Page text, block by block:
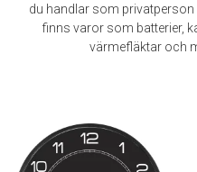
du handlar som
finns varor som batterier,
värmefläktar och